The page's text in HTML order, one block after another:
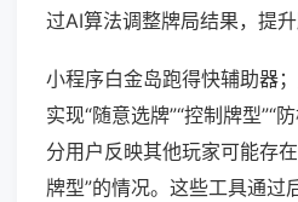
过AI算法调整牌局结果，提升
小程序白金岛跑得快辅助器
实现“随意选牌”“控制牌型”“
分用户反映其他玩家可能存
牌型”的情况。这些工具通过